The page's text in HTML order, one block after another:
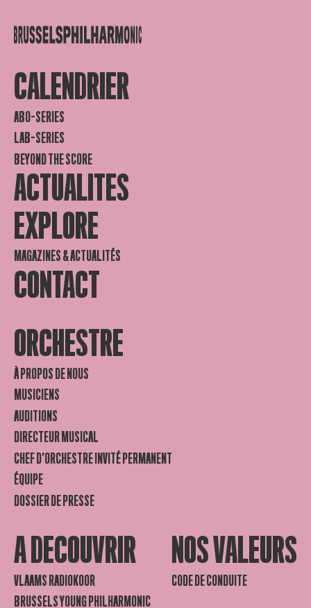
CALENDRIER
ABO-SERIES
LAB-SERIES
BEYOND THE SCORE
ACTUALITES
EXPLORE
MAGAZINES & ACTUALITÉS
CONTACT
ORCHESTRE
À PROPOS DE NOUS
MUSICIENS
AUDITIONS
DIRECTEUR MUSICAL
CHEF D’ORCHESTRE INVITÉ PERMANENT
ÉQUIPE
DOSSIER DE PRESSE
A DECOUVRIR
VLAAMS RADIOKOOR
BRUSSELS YOUNG PHILHARMONIC
NOS VALEURS
CODE DE CONDUITE